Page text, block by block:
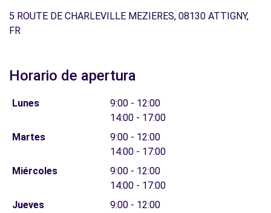
5 ROUTE DE CHARLEVILLE MEZIERES, 08130 ATTIGNY,
FR
Horario de apertura
Lunes
9:00 - 12:00
14:00 - 17:00
Martes
9:00 - 12:00
14:00 - 17:00
Miércoles
9:00 - 12:00
14:00 - 17:00
Jueves
9:00 - 12:00